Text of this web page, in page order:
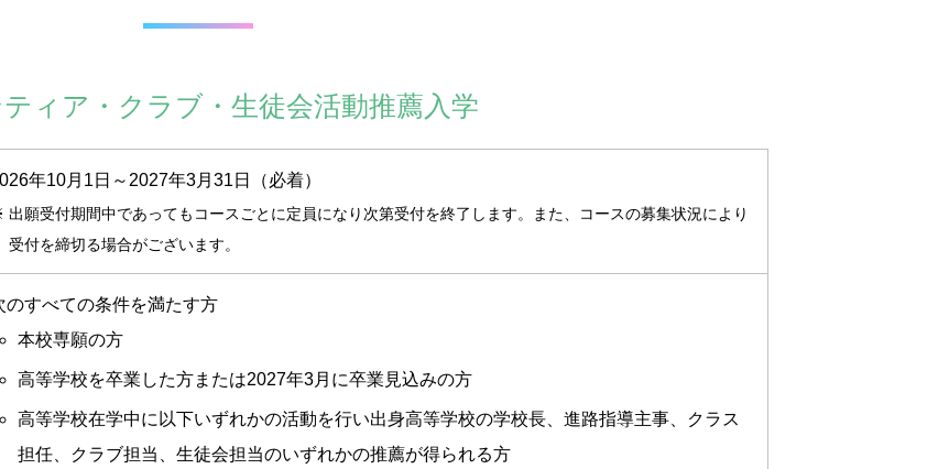
ィア・クラブ・ 生徒会活動推薦入学
年10月1日～2027年3月31日（必着）
出願受付期間中であってもコースごとに定員になり次第受付を終了します。また、コースの募集状況により
受付を締切る場合がございます。
のすべての条件を満たす方
本校専願の方
高等学校を卒業した方または2027年3月に卒業見込みの方
高等学校在学中に以下いずれかの活動を行い出身高等学校の学校長、進路指導主事、クラス
担任、クラブ担当、生徒会担当のいずれかの推薦が得られる方